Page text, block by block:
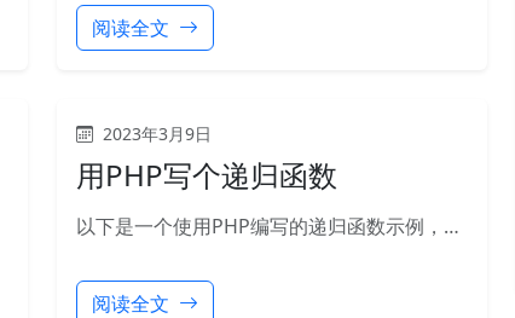
阅读全文
2023年3月9日
用PHP写个递归函数
以下是一个使用PHP编写的递归函数示例，…
阅读全文